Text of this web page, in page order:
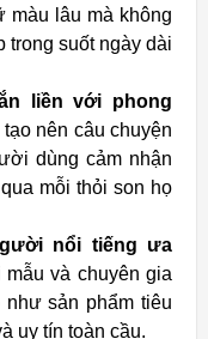
màu lâu mà không
trong suốt ngày dài
liền với phong
nên câu chuyện
dùng cảm nhận
mỗi thỏi son họ
nổi tiếng ưa
và chuyên gia
sản phẩm tiêu
uy tín toàn cầu.